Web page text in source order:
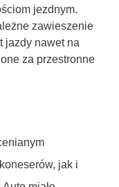
jezdnym.
zawieszenie
jazdy nawet na
za przestronne
jak i